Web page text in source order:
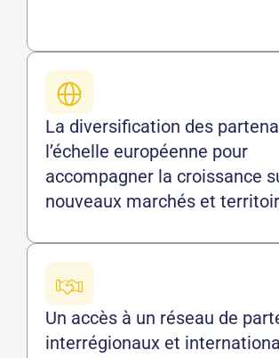
La diversification des
l’échelle européenne pour
accompagner la croissance
nouveaux marchés et
Un accès à un réseau de
interrégionaux et